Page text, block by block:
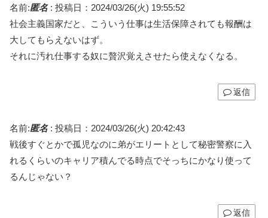
名前:匿名: 投稿日：2024/03/26(火) 19:55:52
社会主義国家だと、こういう仕事は生活保障されても報酬は
大してもらえないはず。
それに汚れ仕事する奴に贅沢覚えさせたら使えなくなる。
返信
名前:匿名: 投稿日：2024/03/26(火) 20:42:43
戦後すぐとかで孤児なのに弟がエリートとして秘密警察に入
れるくらいのキャリア積んでる時点でそっちにかなり使って
るんじゃない？
返信